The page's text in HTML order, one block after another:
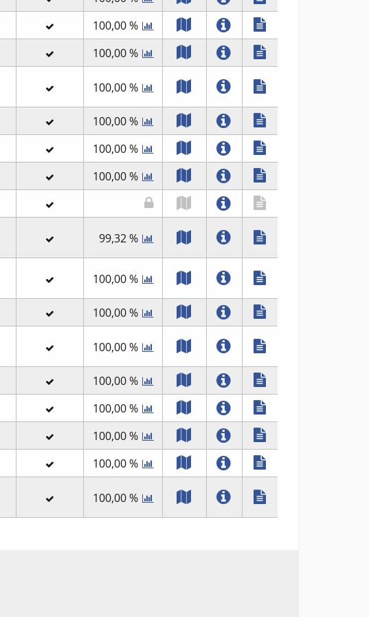
100,00 %
100,00 %
100,00 %
100,00 %
100,00 %
100,00 %
99,32 %
100,00 %
100,00 %
100,00 %
100,00 %
100,00 %
100,00 %
100,00 %
100,00 %